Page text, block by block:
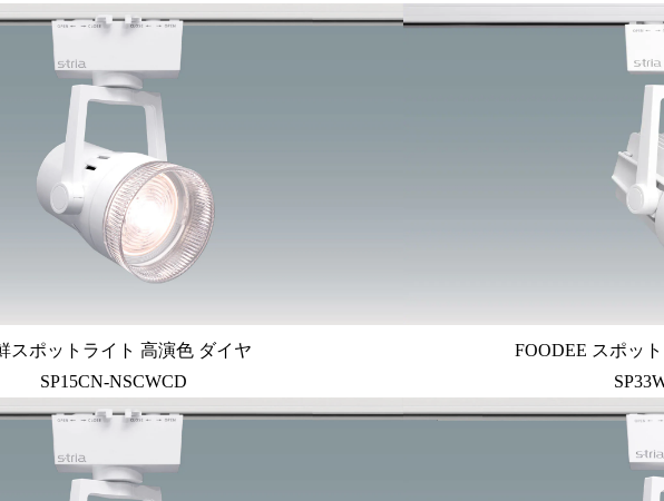
スポットライト 高演色 ダイヤ
SP15CN-NSCWCD
FOODEE スポッ